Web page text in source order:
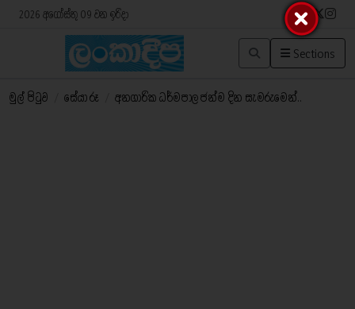
2026 අගෝස්තු 09 වන ඉරිදා
Sections
මුල් පිටුව සේයා රූ අනගාරික ධර්මපාල ජන්ම දින සැමරුමෙන්..